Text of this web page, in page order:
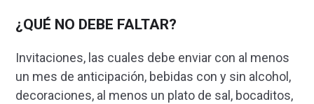
¿QUÉ NO DEBE FALTAR?
Invitaciones, las cuales debe enviar con al menos
un mes de anticipación, bebidas con y sin alcohol,
decoraciones, al menos un plato de sal, bocaditos,